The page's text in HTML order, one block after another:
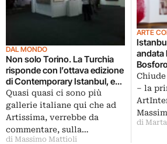
DAL MONDO
Non solo Torino. La Turchia
risponde con l’ottava edizione
di Contemporary Istanbul, e
dall’Italia arrivano nove
gallerie. Ecco le immagini della
fiera
Quasi quasi ci sono più
gallerie italiane qui che ad
Artissima, verrebbe da
commentare, sulla…
di Massimo Mattioli
ARTE
andata
preso
– la
di